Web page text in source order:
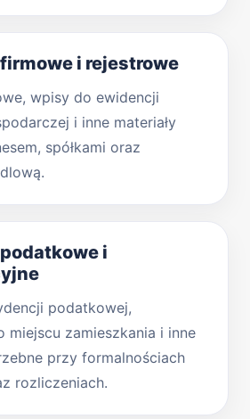
i rejestrowe
wpisy do ewidencji
i inne materiały
spółkami oraz
i
podatkowej,
miejscu zamieszkania i inne
przy formalnościach
rozliczeniach.